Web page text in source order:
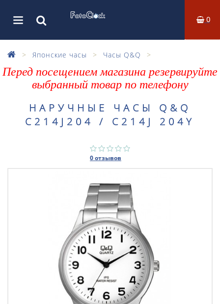
0
Японские часы Часы Q&Q
Перед посещением магазина резервируйте
выбранный товар по телефону
НАРУЧНЫЕ ЧАСЫ Q&Q
C214J204 / C214J 204Y
0 отзывов